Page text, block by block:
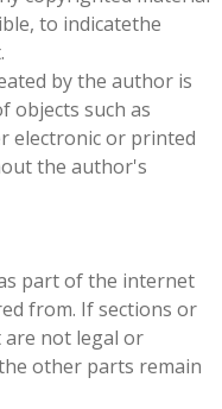
to indicatethe
by the author is
objects such as
electronic or printed
the author's
part of the internet
from. If sections or
not legal or
other parts remain